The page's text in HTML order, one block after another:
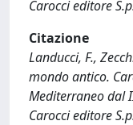
Carocci editore
Citazione
Landucci, F.,
mondo antico.
Mediterraneo dal
Carocci editore